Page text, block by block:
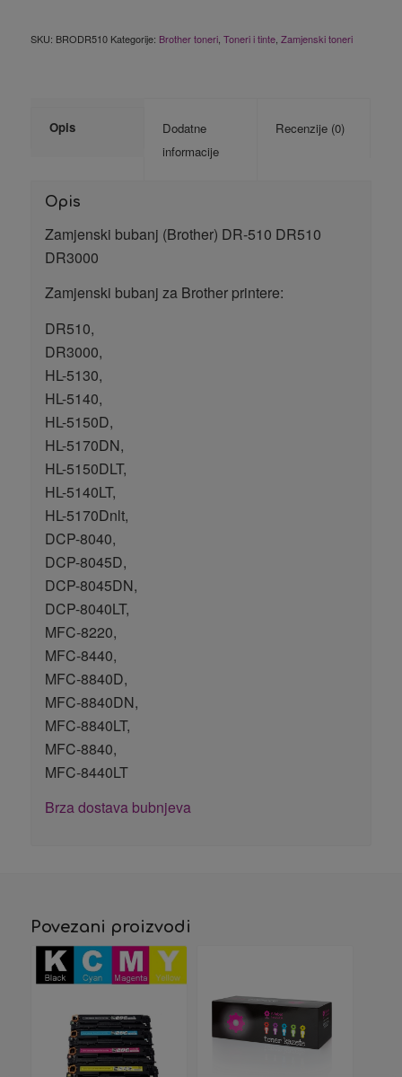
SKU: BRODR510 Kategorije: Brother toneri, Toneri i tinte, Zamjenski toneri
Opis
Dodatne
informacije
Recenzije (0)
Opis
Zamjenski bubanj (Brother) DR-510 DR510
DR3000
Zamjenski bubanj za Brother printere:
DR510,
DR3000,
HL-5130,
HL-5140,
HL-5150D,
HL-5170DN,
HL-5150DLT,
HL-5140LT,
HL-5170Dnlt,
DCP-8040,
DCP-8045D,
DCP-8045DN,
DCP-8040LT,
MFC-8220,
MFC-8440,
MFC-8840D,
MFC-8840DN,
MFC-8840LT,
MFC-8840,
MFC-8440LT
Brza dostava bubnjeva
Povezani proizvodi